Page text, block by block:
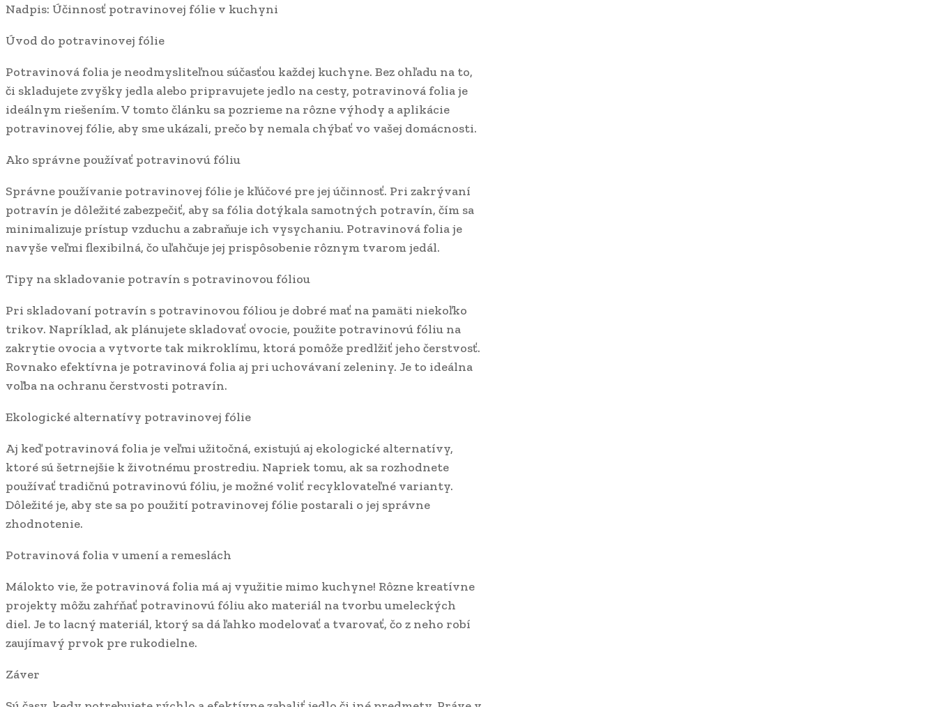
Nadpis: Účinnosť potravinovej fólie v kuchyni
Úvod do potravinovej fólie
Potravinová folia je neodmysliteľnou súčasťou každej kuchyne. Bez ohľadu na to,
či skladujete zvyšky jedla alebo pripravujete jedlo na cesty, potravinová folia je
ideálnym riešením. V tomto článku sa pozrieme na rôzne výhody a aplikácie
potravinovej fólie, aby sme ukázali, prečo by nemala chýbať vo vašej domácnosti.
Ako správne používať potravinovú fóliu
Správne používanie potravinovej fólie je kľúčové pre jej účinnosť. Pri zakrývaní
potravín je dôležité zabezpečiť, aby sa fólia dotýkala samotných potravín, čím sa
minimalizuje prístup vzduchu a zabraňuje ich vysychaniu. Potravinová folia je
navyše veľmi flexibilná, čo uľahčuje jej prispôsobenie rôznym tvarom jedál.
Tipy na skladovanie potravín s potravinovou fóliou
Pri skladovaní potravín s potravinovou fóliou je dobré mať na pamäti niekoľko
trikov. Napríklad, ak plánujete skladovať ovocie, použite potravinovú fóliu na
zakrytie ovocia a vytvorte tak mikroklímu, ktorá pomôže predlžiť jeho čerstvosť.
Rovnako efektívna je potravinová folia aj pri uchovávaní zeleniny. Je to ideálna
voľba na ochranu čerstvosti potravín.
Ekologické alternatívy potravinovej fólie
Aj keď potravinová folia je veľmi užitočná, existujú aj ekologické alternatívy,
ktoré sú šetrnejšie k životnému prostrediu. Napriek tomu, ak sa rozhodnete
používať tradičnú potravinovú fóliu, je možné voliť recyklovateľné varianty.
Dôležité je, aby ste sa po použití potravinovej fólie postarali o jej správne
zhodnotenie.
Potravinová folia v umení a remeslách
Málokto vie, že potravinová folia má aj využitie mimo kuchyne! Rôzne kreatívne
projekty môžu zahŕňať potravinovú fóliu ako materiál na tvorbu umeleckých
diel. Je to lacný materiál, ktorý sa dá ľahko modelovať a tvarovať, čo z neho robí
zaujímavý prvok pre rukodielne.
Záver